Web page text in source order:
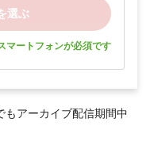
選ぶ
マートフォンが必須です
アーカイブ配信期間中